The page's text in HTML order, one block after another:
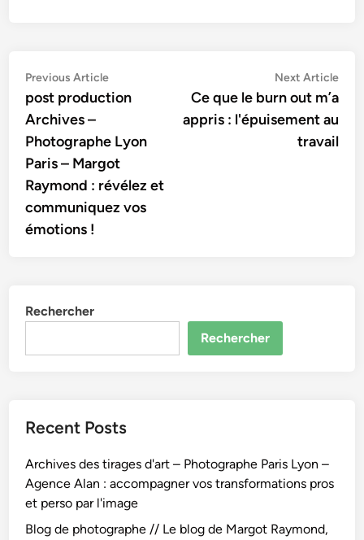
Navigation
de
l’article
Previous ArticlePrevious
article:
post production
Archives –
Photographe Lyon
Paris – Margot
Raymond : révélez et
communiquez vos
émotions !
Next Article
Ce que le burn out m’a
appris : l'épuisement au
travail
Rechercher
Rechercher
Recent Posts
Archives des tirages d'art – Photographe Paris Lyon –
Agence Alan : accompagner vos transformations pros
et perso par l'image
Blog de photographe // Le blog de Margot Raymond,